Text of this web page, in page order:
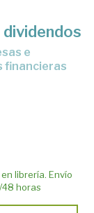
financieras
librería. Envío
horas